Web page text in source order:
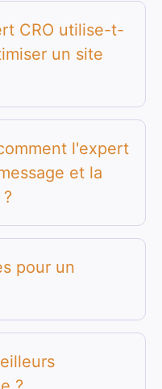
CRO utilise-t-
un site
l'expert
et la
pour un